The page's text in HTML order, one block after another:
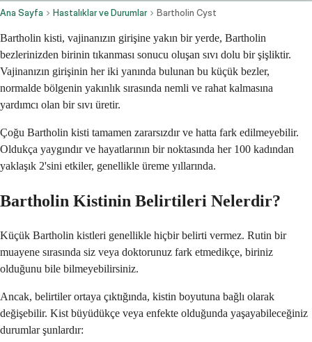
Ana Sayfa Hastalıklar ve Durumlar Bartholin Cyst
Bartholin kisti, vajinanızın girişine yakın bir yerde, Bartholin
bezlerinizden birinin tıkanması sonucu oluşan sıvı dolu bir şişliktir.
Vajinanızın girişinin her iki yanında bulunan bu küçük bezler,
normalde bölgenin yakınlık sırasında nemli ve rahat kalmasına
yardımcı olan bir sıvı üretir.
Çoğu Bartholin kisti tamamen zararsızdır ve hatta fark edilmeyebilir.
Oldukça yaygındır ve hayatlarının bir noktasında her 100 kadından
yaklaşık 2'sini etkiler, genellikle üreme yıllarında.
Bartholin Kistinin Belirtileri Nelerdir?
Küçük Bartholin kistleri genellikle hiçbir belirti vermez. Rutin bir
muayene sırasında siz veya doktorunuz fark etmedikçe, biriniz
olduğunu bile bilmeyebilirsiniz.
Ancak, belirtiler ortaya çıktığında, kistin boyutuna bağlı olarak
değişebilir. Kist büyüdükçe veya enfekte olduğunda yaşayabileceğiniz
durumlar şunlardır: